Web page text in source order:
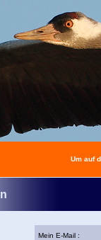
Um auf
Mein E-Mail :